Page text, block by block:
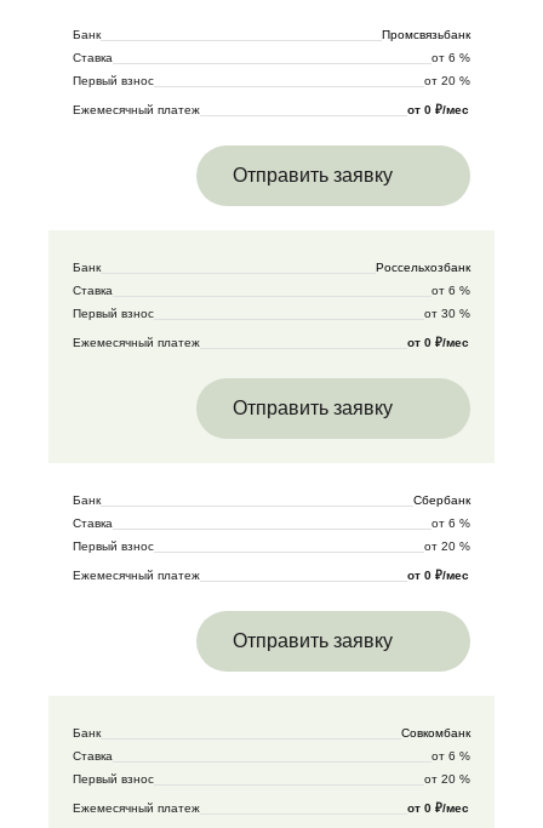
Банк
Промсвязьбанк
Ставка
от 6 %
Первый взнос
от 20 %
Ежемесячный платеж от 0 ₽/мес
Отправить заявку
Банк
Россельхозбанк
Ставка
от 6 %
Первый взнос
от 30 %
Ежемесячный платеж от 0 ₽/мес
Отправить заявку
Банк
Сбербанк
Ставка
от 6 %
Первый взнос
от 20 %
Ежемесячный платеж от 0 ₽/мес
Отправить заявку
Банк
Совкомбанк
Ставка
от 6 %
Первый взнос
от 20 %
Ежемесячный платеж от 0 ₽/мес